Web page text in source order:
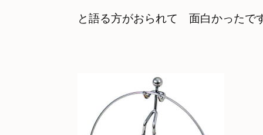
と語る方がおられて　面白かったで